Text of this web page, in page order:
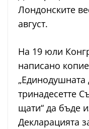
Лондонските
август.
На 19 юли
написано
„Единодушната
тринадесетте
щати“ да бъде
Декларацията